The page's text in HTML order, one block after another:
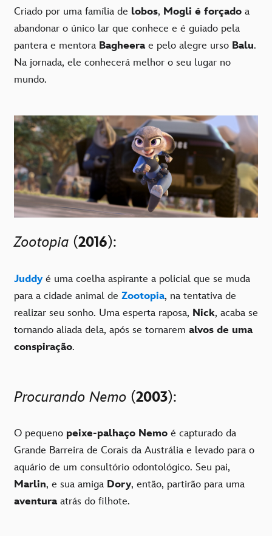
Criado por uma família de lobos, Mogli é forçado a
abandonar o único lar que conhece e é guiado pela
pantera e mentora Bagheera e pelo alegre urso Balu.
Na jornada, ele conhecerá melhor o seu lugar no
mundo.
Zootopia (2016):
Juddy é uma coelha aspirante a policial que se muda
para a cidade animal de Zootopia, na tentativa de
realizar seu sonho. Uma esperta raposa, Nick, acaba se
tornando aliada dela, após se tornarem alvos de uma
conspiração.
Procurando Nemo (2003):
O pequeno peixe-palhaço Nemo é capturado da
Grande Barreira de Corais da Austrália e levado para o
aquário de um consultório odontológico. Seu pai,
Marlin, e sua amiga Dory, então, partirão para uma
aventuraatrás do filhote.